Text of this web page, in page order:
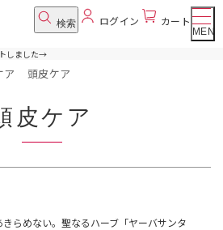
検索 ログイン
カート
MENU
しました→
ア 頭皮ケア
皮ケア
きらめない。聖なるハーブ「ヤーバサンタ